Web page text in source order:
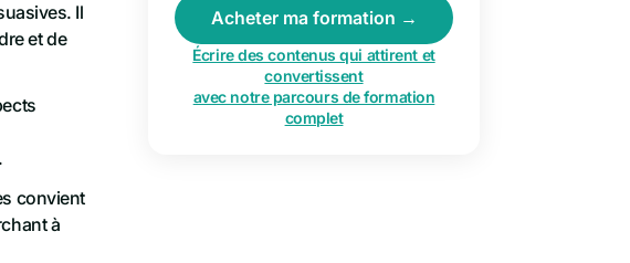
Il
et de
convient
à
Acheter ma formation →
Écrire des contenus qui attirent et
convertissent
avec notre parcours de formation
complet